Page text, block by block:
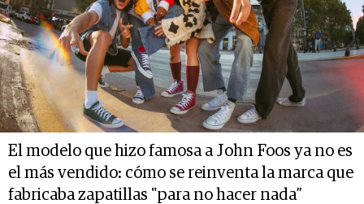
El modelo que hizo famosa a John Foos ya no es
el más vendido: cómo se reinventa la marca que
fabricaba zapatillas "para no hacer nada”